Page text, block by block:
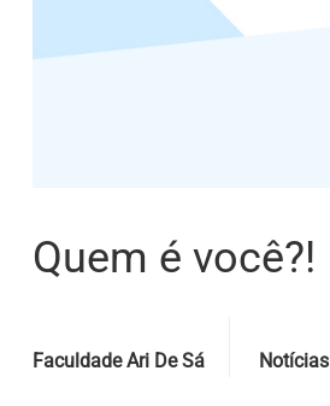
Quem é você?!
Faculdade Ari De Sá Notícias